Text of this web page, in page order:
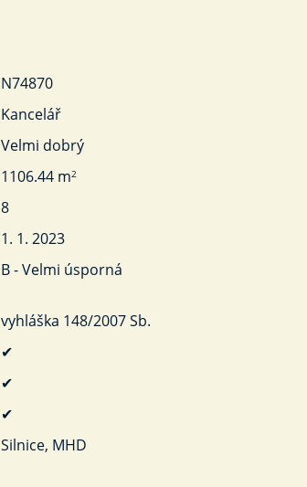
N74870
Kancelář
Velmi dobrý
1106.44 m2
8
1. 1. 2023
B - Velmi úsporná
vyhláška 148/2007 Sb.
✔
✔
✔
Silnice, MHD